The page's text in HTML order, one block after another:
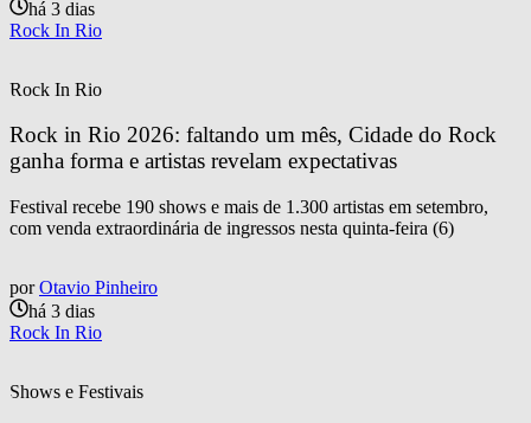
há 3 dias
Rock In Rio
Rock In Rio
Rock in Rio 2026: faltando um mês, Cidade do Rock
ganha forma e artistas revelam expectativas
Festival recebe 190 shows e mais de 1.300 artistas em setembro,
com venda extraordinária de ingressos nesta quinta-feira (6)
por Otavio Pinheiro
há 3 dias
Rock In Rio
Shows e Festivais